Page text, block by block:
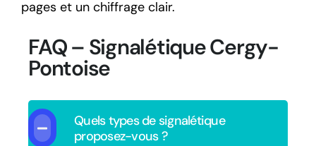
pages et un chiffrage clair.
FAQ – Signalétique Cergy-
Pontoise
Quels types de signalétique
proposez-vous ?